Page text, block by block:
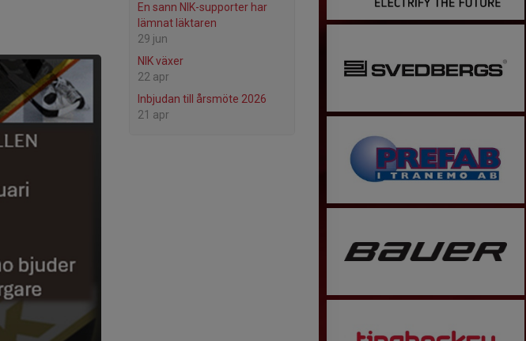
En sann NIK-supporter har
lämnat läktaren
29 jun
NIK växer
22 apr
Inbjudan till årsmöte 2026
21 apr